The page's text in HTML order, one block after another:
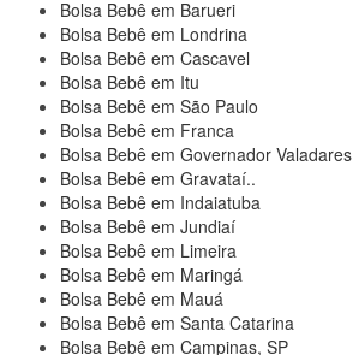
Bolsa Bebê em Barueri
Bolsa Bebê em Londrina
Bolsa Bebê em Cascavel
Bolsa Bebê em Itu
Bolsa Bebê em São Paulo
Bolsa Bebê em Franca
Bolsa Bebê em Governador Valadares
Bolsa Bebê em Gravataí..
Bolsa Bebê em Indaiatuba
Bolsa Bebê em Jundiaí
Bolsa Bebê em Limeira
Bolsa Bebê em Maringá
Bolsa Bebê em Mauá
Bolsa Bebê em Santa Catarina
Bolsa Bebê em Campinas, SP